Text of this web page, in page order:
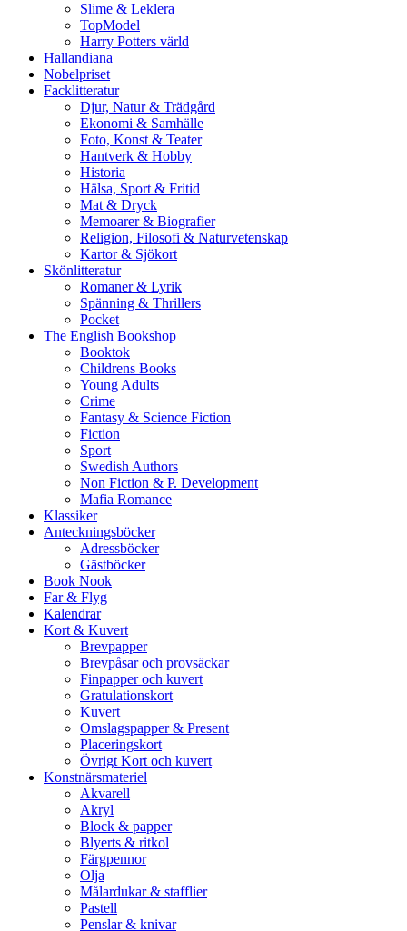
Slime & Leklera
TopModel
Harry Potters värld
Hallandiana
Nobelpriset
Facklitteratur
Djur, Natur & Trädgård
Ekonomi & Samhälle
Foto, Konst & Teater
Hantverk & Hobby
Historia
Hälsa, Sport & Fritid
Mat & Dryck
Memoarer & Biografier
Religion, Filosofi & Naturvetenskap
Kartor & Sjökort
Skönlitteratur
Romaner & Lyrik
Spänning & Thrillers
Pocket
The English Bookshop
Booktok
Childrens Books
Young Adults
Crime
Fantasy & Science Fiction
Fiction
Sport
Swedish Authors
Non Fiction & P. Development
Mafia Romance
Klassiker
Anteckningsböcker
Adressböcker
Gästböcker
Book Nook
Far & Flyg
Kalendrar
Kort & Kuvert
Brevpapper
Brevpåsar och provsäckar
Finpapper och kuvert
Gratulationskort
Kuvert
Omslagspapper & Present
Placeringskort
Övrigt Kort och kuvert
Konstnärsmateriel
Akvarell
Akryl
Block & papper
Blyerts & ritkol
Färgpennor
Olja
Målardukar & stafflier
Pastell
Penslar & knivar